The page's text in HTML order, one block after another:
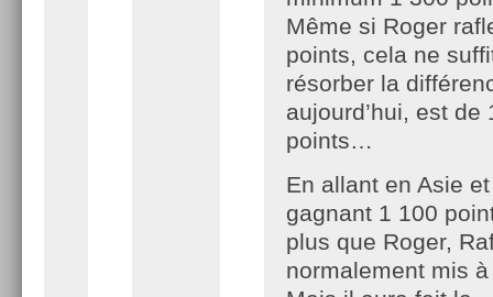
Même si Roger
points, cela ne
résorber la
aujourd’hui, est de
points…
En allant en Asie
gagnant 1 100
plus que Roger,
normalement mis à